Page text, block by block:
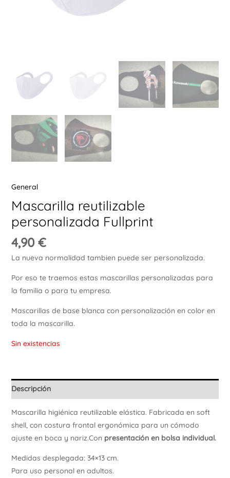
General
Mascarilla reutilizable
personalizada Fullprint
4,90 €
La nueva normalidad tambien puede ser personalizada.
Por eso te traemos estas mascarillas personalizadas para
la familia o para tu empresa.
Mascarillas de base blanca con personalización en color en
toda la mascarilla.
Sin existencias
Descripción
Mascarilla higiénica reutilizable elástica. Fabricada en soft
shell, con costura frontal ergonómica para un cómodo
ajuste en boca y nariz.Con presentación en bolsa individual.
Medidas desplegada: 34×13 cm.
Para uso personal en adultos.